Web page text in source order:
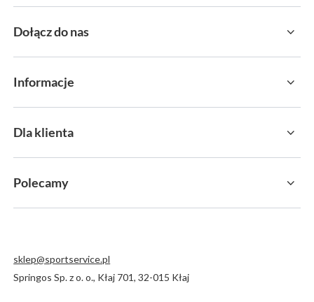
Dołącz do nas
Informacje
Dla klienta
Polecamy
sklep@sportservice.pl
Springos Sp. z o. o., Kłaj 701,32-015 Kłaj